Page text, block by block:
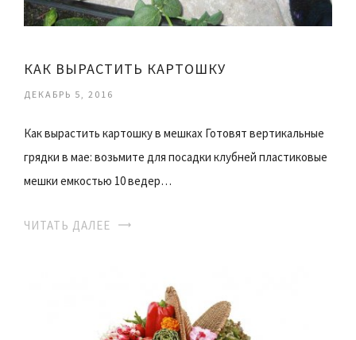
КАК ВЫРАСТИТЬ КАРТОШКУ
ДЕКАБРЬ 5, 2016
Как вырастить картошку в мешках Готовят вертикальные
грядки в мае: возьмите для посадки клубней пластиковые
мешки емкостью 10 ведер…
ЧИТАТЬ ДАЛЕЕ